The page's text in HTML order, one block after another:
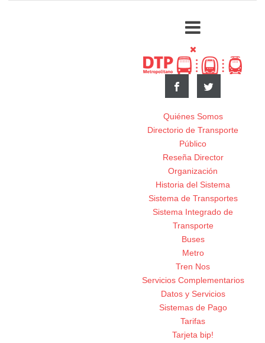
Quiénes Somos
Directorio de Transporte
Público
Reseña Director
Organización
Historia del Sistema
Sistema de Transportes
Sistema Integrado de
Transporte
Buses
Metro
Tren Nos
Servicios Complementarios
Datos y Servicios
Sistemas de Pago
Tarifas
Tarjeta bip!